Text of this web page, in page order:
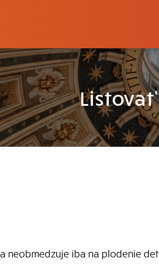
neobmedzuje iba na plodenie